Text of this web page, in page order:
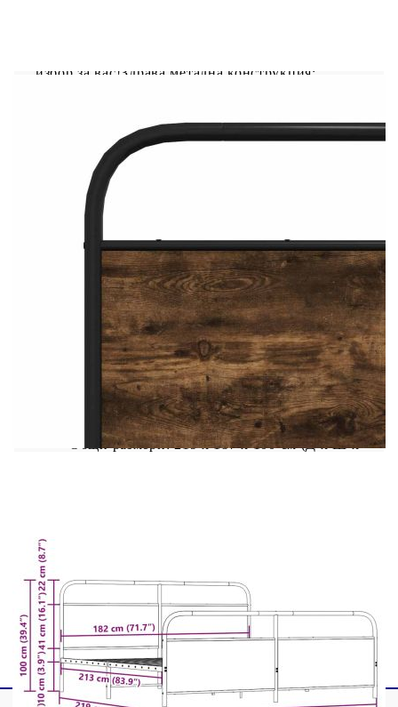
избор за вас!Здрава метална конструкция:
материал, който предлага изключителна
здравина и стабилност.Стабилни и издръжливи
крака: Това легло се поддържа от здрави крака,
осигуряващи стабилност, безопасност и
твърдост.Функционални табла за глава и табла
за крака: Горната и долната табла на рамката за
легло държат вашия матрак на мястото му.
за гърба, когато седите в леглото, за да четете
или гледате телевизия.Решетъчна основа за
оптимална опора: Рамката на леглото е
оборудвана с решетъчна основа за опора и
дишане на вашия матрак.Добре е да се знае:Към
това легло не е включен матрак. Предлагаме
разнообразие от матраци. Можете да проверите
нашия магазин за подходящ матрак.
Цвят: Опушен дъб
Материал: Стомана, инженерна дървесина
Общи размери: 219 x 187 x 100 см (Д x Ш x